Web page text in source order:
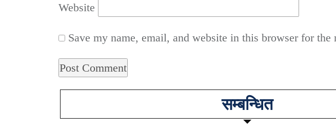
Website
Save my name, email, and website in this browser for the
सम्बन्धित